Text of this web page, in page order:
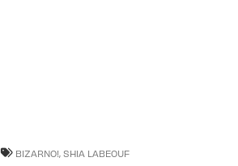
BIZARNO!, SHIA LABEOUF